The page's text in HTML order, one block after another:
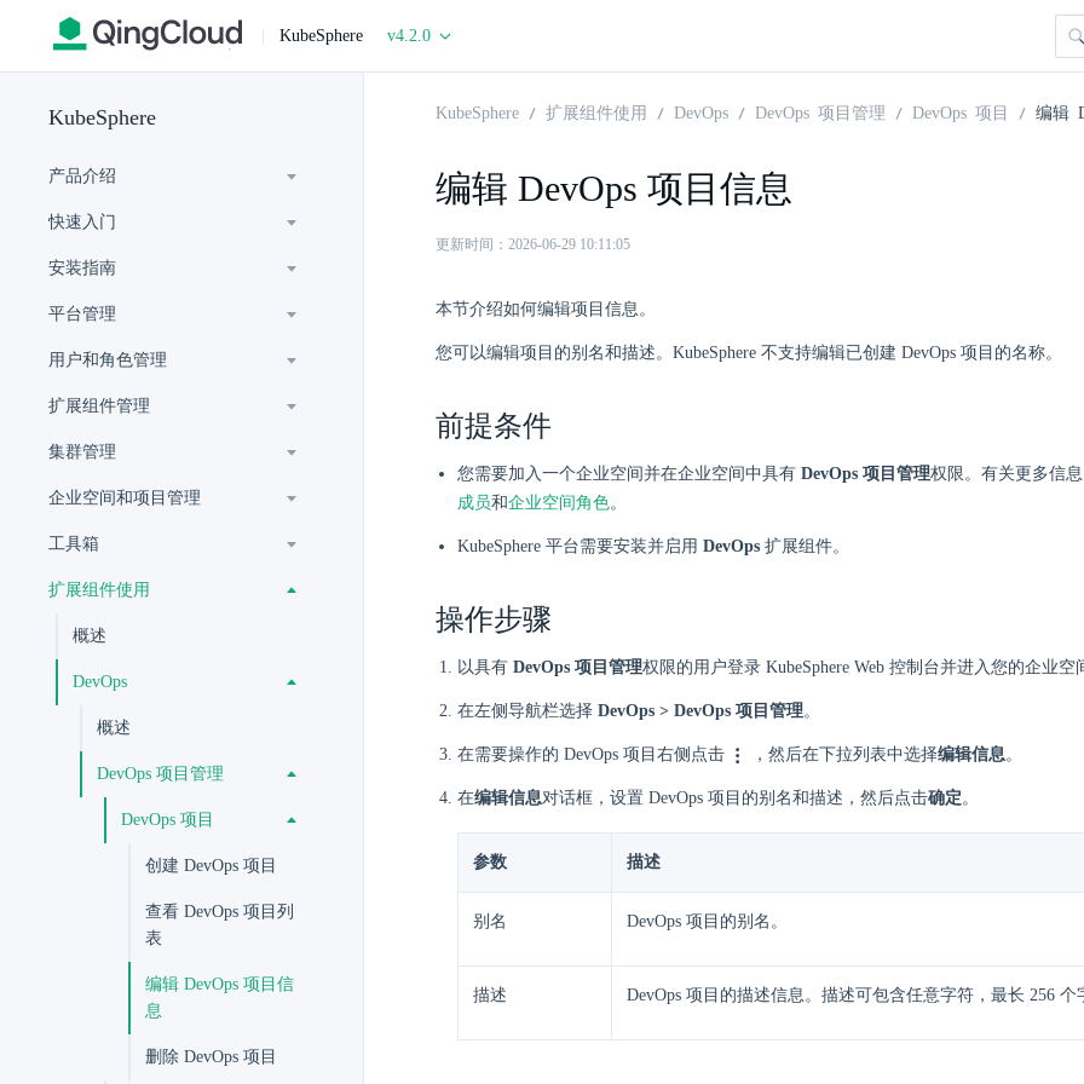
| KubeSphere v4.2.0
KubeSphere
产品介绍
快速入门
安装指南
平台管理
用户和角色管理
扩展组件管理
集群管理
企业空间和项目管理
工具箱
扩展组件使用
概述
DevOps
概述
DevOps 项目管理
DevOps 项目
创建 DevOps 项目
查看 DevOps 项目列
表
编辑 DevOps 项目信
息
删除 DevOps 项目
KubeSphere 扩展组件使用 DevOps DevOps 项目管理 DevOps 项目 编辑
编辑 DevOps 项目信息
更新时间：2026-06-29 10:11:05
本节介绍如何编辑项目信息。
您可以编辑项目的别名和描述。KubeSphere 不支持编辑已创建 DevOps 项目的名称。
前提条件
您需要加入一个企业空间并在企业空间中具有 DevOps 项目管理权限。有关更多信
成员和企业空间角色。
KubeSphere 平台需要安装并启用 DevOps 扩展组件。
操作步骤
以具有 DevOps 项目管理权限的用户登录 KubeSphere Web 控制台并进入您的企业空
在左侧导航栏选择 DevOps > DevOps 项目管理。
在需要操作的 DevOps 项目右侧点击 ，然后在下拉列表中选择编辑信息。
在编辑信息对话框，设置 DevOps 项目的别名和描述，然后点击确定。
参数 描述
别名 DevOps 项目的别名。
描述 DevOps 项目的描述信息。描述可包含任意字符，最长 256 个